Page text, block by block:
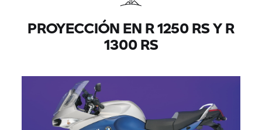
PROYECCIÓN EN R 1250 RS Y R
1300 RS